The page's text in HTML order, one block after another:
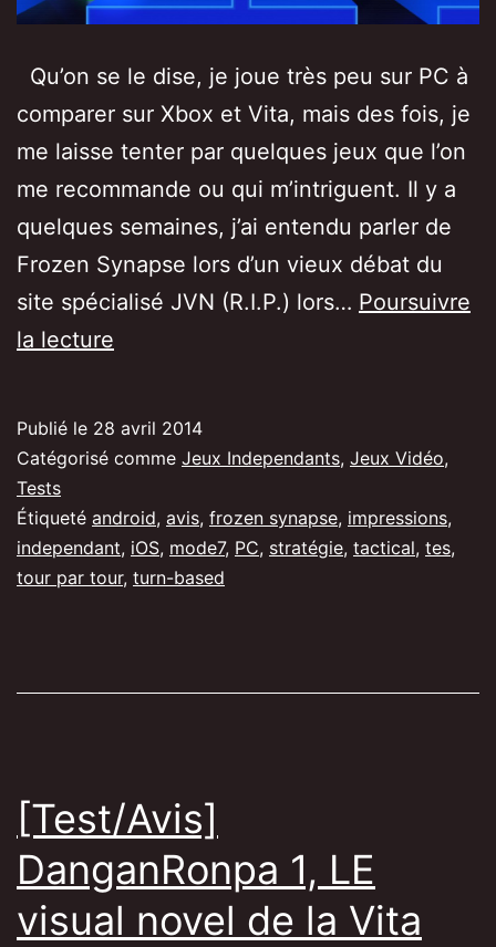
Qu’on se le dise, je joue très peu sur PC à
comparer sur Xbox et Vita, mais des fois, je
me laisse tenter par quelques jeux que l’on
me recommande ou qui m’intriguent. Il y a
quelques semaines, j’ai entendu parler de
Frozen Synapse lors d’un vieux débat du
site spécialisé JVN (R.I.P.) lors… Poursuivre
la lecture
de
stratégie
au
Publié le 28 avril 2014
Catégorisé comme Jeux Independants, Jeux Vidéo,
Tests
Étiqueté android, avis, frozen synapse, impressions,
independant, iOS, mode7, PC, stratégie, tactical, tes,
tour par tour, turn-based
[Test/Avis]
DanganRonpa 1, LE
visual novel de la Vita